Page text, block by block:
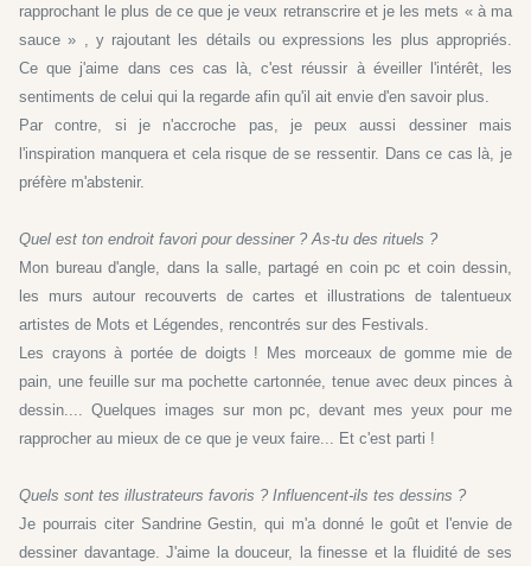
rapprochant le plus de ce que je veux retranscrire et je les mets « à ma
sauce » , y rajoutant les détails ou expressions les plus appropriés.
Ce que j'aime dans ces cas là, c'est réussir à éveiller l'intérêt, les
sentiments de celui qui la regarde afin qu'il ait envie d'en savoir plus.
Par contre, si je n'accroche pas, je peux aussi dessiner mais
l'inspiration manquera et cela risque de se ressentir. Dans ce cas là, je
préfère m'abstenir.
Quel est ton endroit favori pour dessiner ? As-tu des rituels ?
Mon bureau d'angle, dans la salle, partagé en coin pc et coin dessin,
les murs autour recouverts de cartes et illustrations de talentueux
artistes de Mots et Légendes, rencontrés sur des Festivals.
Les crayons à portée de doigts ! Mes morceaux de gomme mie de
pain, une feuille sur ma pochette cartonnée, tenue avec deux pinces à
dessin.... Quelques images sur mon pc, devant mes yeux pour me
rapprocher au mieux de ce que je veux faire... Et c'est parti !
Quels sont tes illustrateurs favoris ? Influencent-ils tes dessins ?
Je pourrais citer Sandrine Gestin, qui m'a donné le goût et l'envie de
dessiner davantage. J'aime la douceur, la finesse et la fluidité de ses